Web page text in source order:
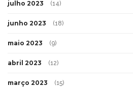
julho 2023 (14)
junho 2023 (18)
maio 2023 (9)
abril 2023 (12)
março 2023 (15)